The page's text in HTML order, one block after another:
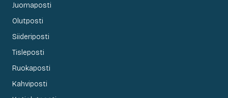
Juomaposti
Olutposti
Siideriposti
Tisleposti
Ruokaposti
Kahviposti